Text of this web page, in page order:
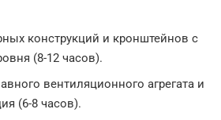
конструкций и кронштейнов с
(8-12 часов).
вентиляционного агрегата и
(6-8 часов).